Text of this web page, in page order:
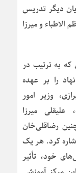
دیگر تدریس
الاطباء و میرزا
که به ترتیب در
را بر عهده
وزیر امور
میرزا
رضاقلی‌خان
کرد. هر یک
خود، تأثیر